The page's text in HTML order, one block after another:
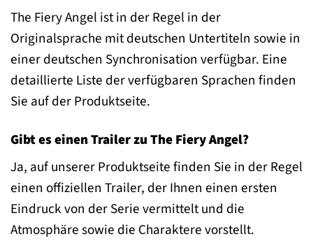
The Fiery Angel ist in der Regel in der
Originalsprache mit deutschen Untertiteln sowie in
einer deutschen Synchronisation verfügbar. Eine
detaillierte Liste der verfügbaren Sprachen finden
Sie auf der Produktseite.
Gibt es einen Trailer zu The Fiery Angel?
Ja, auf unserer Produktseite finden Sie in der Regel
einen offiziellen Trailer, der Ihnen einen ersten
Eindruck von der Serie vermittelt und die
Atmosphäre sowie die Charaktere vorstellt.